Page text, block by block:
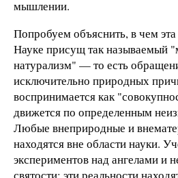
мышлении.
Попробуем объяснить, в чем
Науке присущ так называемый
натурализм" — то есть
исключительно природных
воспринимается как
движется по определенным
Любые внеприродные и
находятся вне области науки.
экспериментов над ангелами и